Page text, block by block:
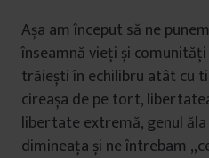
Așa am început să ne
înseamnă vieți și
trăiești în echilibru atât cu
cireașa de pe tort,
libertate extremă, genul
dimineața și ne întrebam